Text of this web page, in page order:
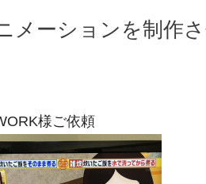
メーションを制作
様ご依頼